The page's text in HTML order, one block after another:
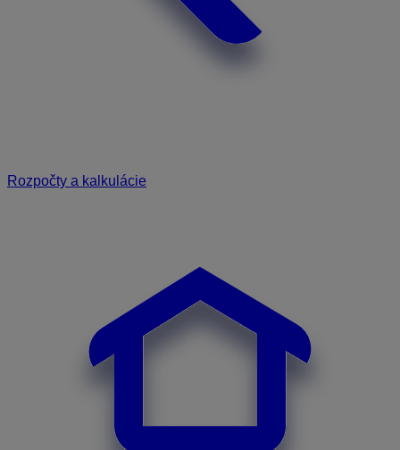
Rozpočty a kalkulácie